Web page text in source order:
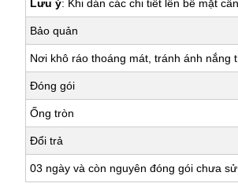
Lưu ý: Khi dán các chi tiết lên bề mặt
Bảo quản
Nơi khô ráo thoáng mát, tránh ánh nắng
Đóng gói
Ống tròn
Đổi trả
03 ngày và còn nguyên đóng gói chưa